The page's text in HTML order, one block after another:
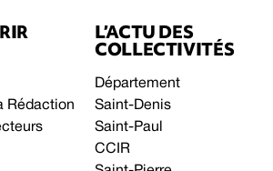
Rédaction
L’ACTU DES
COLLECTIVITÉS
Département
Saint-Denis
Saint-Paul
CCIR